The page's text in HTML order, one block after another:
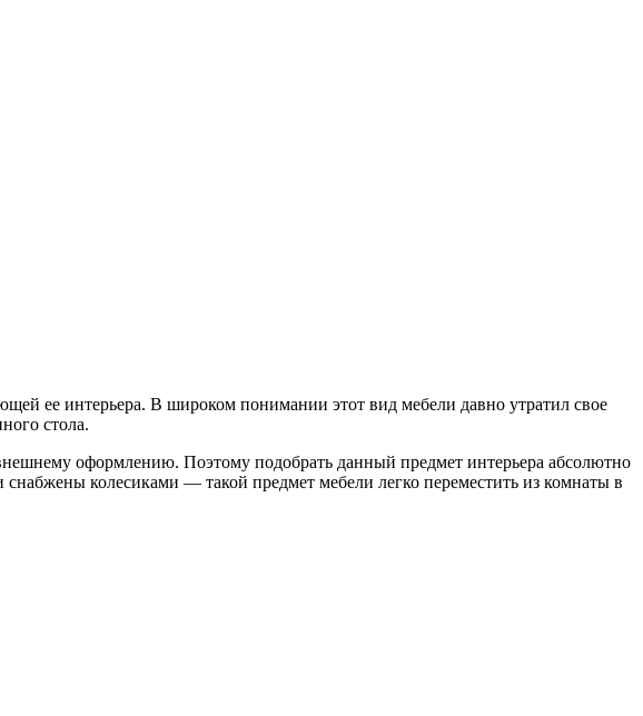
ее интерьера. В широком понимании этот вид мебели давно утратил свое
стола.
оформлению. Поэтому подобрать данный предмет интерьера абсолютно
колесиками — такой предмет мебели легко переместить из комнаты в